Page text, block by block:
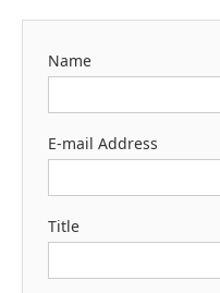
Name
E-mail Address
Title